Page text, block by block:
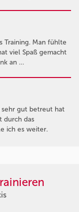
Training. Man fühlte
viel Spaß gemacht
an …
sehr gut betreut hat
durch das
ich es weiter.